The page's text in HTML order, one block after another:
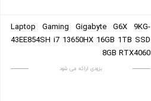
Laptop Gaming Gigabyte G6X 9KG-
43EE854SH i7 13650HX 16GB 1TB SSD
8GB RTX4060
بزودی ارائه می شود